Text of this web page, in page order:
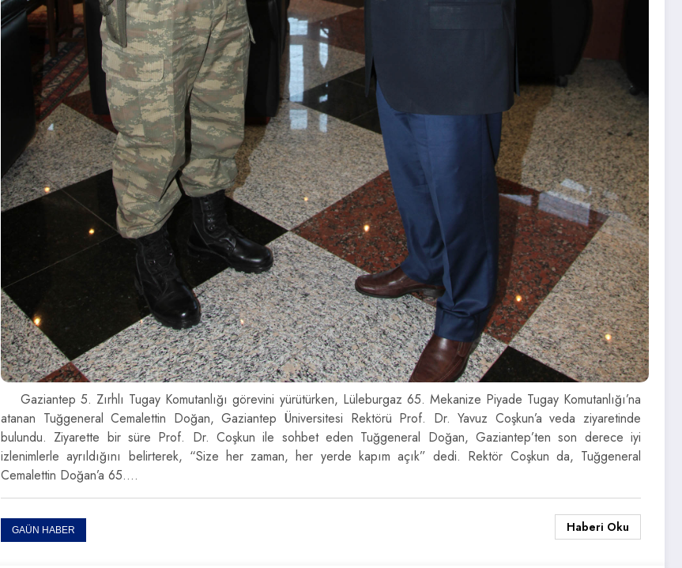
Gaziantep 5. Zırhlı Tugay Komutanlığı görevini yürütürken, Lüleburgaz 65. Mekanize Piyade Tugay Komutanlığı’na
atanan Tuğgeneral Cemalettin Doğan, Gaziantep Üniversitesi Rektörü Prof. Dr. Yavuz Coşkun’a veda ziyaretinde
bulundu. Ziyarette bir süre Prof. Dr. Coşkun ile sohbet eden Tuğgeneral Doğan, Gaziantep’ten son derece iyi
izlenimlerle ayrıldığını belirterek, “Size her zaman, her yerde kapım açık” dedi. Rektör Coşkun da, Tuğgeneral
Cemalettin Doğan’a 65.…
GAÜN HABER Haberi Oku